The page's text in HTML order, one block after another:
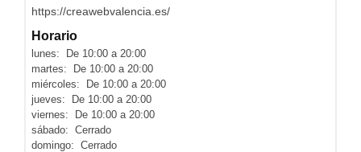
https://creawebvalencia.es/
Horario
lunes: De 10:00 a 20:00
martes: De 10:00 a 20:00
miércoles: De 10:00 a 20:00
jueves: De 10:00 a 20:00
viernes: De 10:00 a 20:00
sábado: Cerrado
domingo: Cerrado